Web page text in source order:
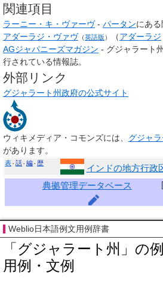
関連項目
ラーニー・キ・ヴァーヴ- パータンにある
アダーラジ・ヴァヴ （英語版 ） （アダーラジ
AGジャパニーズマガジン - グジャラート
行されている情報誌。
外部リンク
グジャラート州政府の公式サイト
ウィキメディア・コモンズには、 グジャラ
があります。
表 話 編 歴 インドの地方行政
[
典拠管理データベース
Weblio日本語例文用例辞書
「グジャラート州」の
用例・文例